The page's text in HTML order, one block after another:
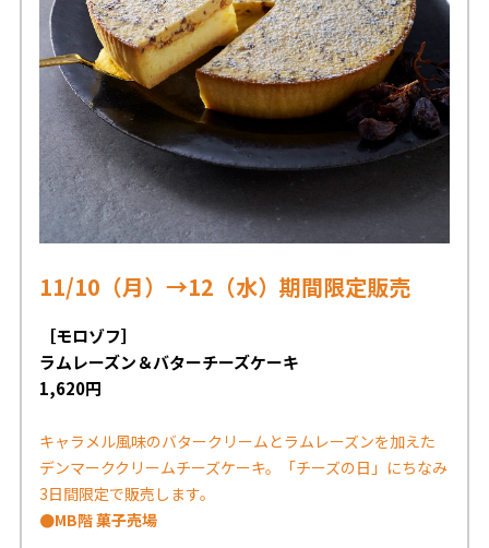
11/10（月）→12（水）期間限定販売
［モロゾフ］
ラムレーズン＆バターチーズケーキ
1,620円
キャラメル風味のバタークリームとラムレーズンを加えた
デンマーククリームチーズケーキ。「チーズの日」にちなみ
3日間限定で販売します。
●MB階 菓子売場